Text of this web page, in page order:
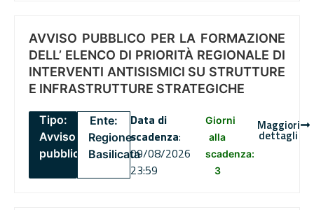
AVVISO PUBBLICO PER LA FORMAZIONE
DELL’ ELENCO DI PRIORITÀ REGIONALE DI
INTERVENTI ANTISISMICI SU STRUTTURE
E INFRASTRUTTURE STRATEGICHE
Tipo:
Avviso
pubblico
Ente:
Regione
Basilicata
Data di
scadenza:
09/08/2026
23:59
Giorni
alla
scadenza:
3
Maggiori
dettagli